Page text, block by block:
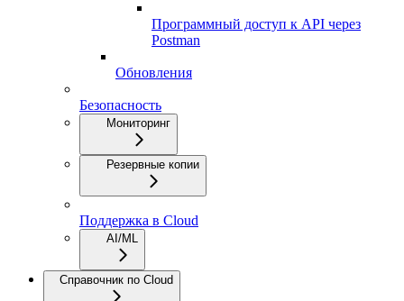
Программный доступ к API через
Postman
Обновления
Безопасность
Мониторинг
Резервные копии
Поддержка в Cloud
AI/ML
Справочник по Cloud